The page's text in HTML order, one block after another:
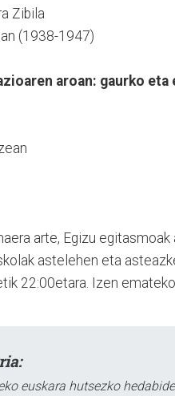
Zibila
(1938-1947)
aroan: gaurko
arte, Egizu
astelehen eta
22:00etara. Izen
euskara hutsezko